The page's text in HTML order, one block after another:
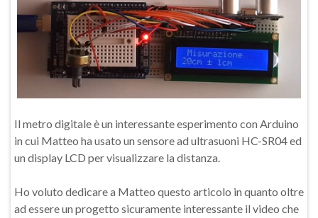
Il metro digitale è un interessante esperimento con Arduino
in cui Matteo ha usato un sensore ad ultrasuoni HC-SR04 ed
un display LCD per visualizzare la distanza.
Ho voluto dedicare a Matteo questo articolo in quanto oltre
ad essere un progetto sicuramente interessante il video che